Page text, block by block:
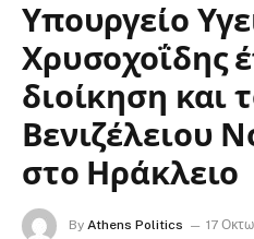
Υπουργείο
Χρυσοχοΐδης
διοίκηση και
Βενιζέλειου
στο Ηράκλειο
By Athens Politics
17